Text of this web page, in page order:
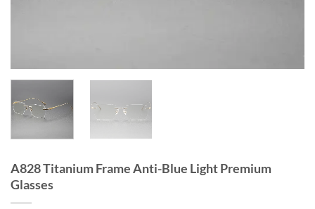
A828 Titanium Frame Anti-Blue Light Premium
Glasses